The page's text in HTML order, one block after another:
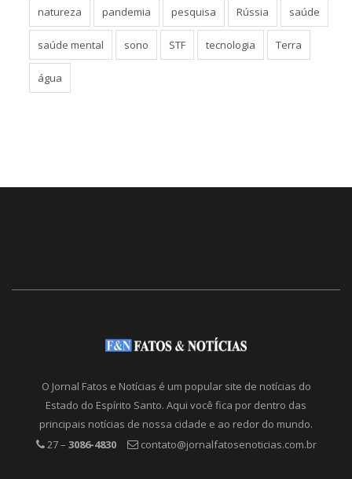
natureza pandemia pesquisa Rússia saúde
saúde mental sono STF tecnologia Terra
água
O Jornal Fatos e Notícias é um popular site de notícias do
Estado do Espírito Santo. Aqui você fica por dentro das
principais notícias de nossa cidade e ao redor do mundo.
27 – 3086-4830 contato@jornalfatosenoticias.com.br